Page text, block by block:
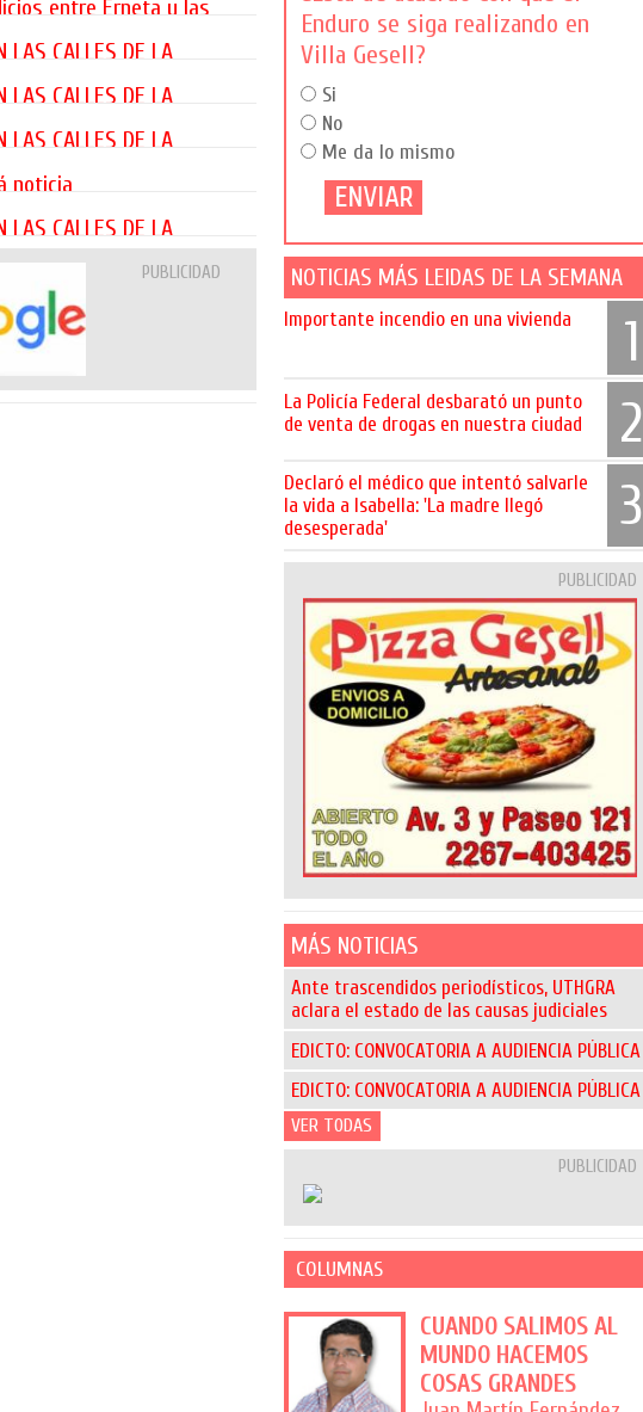
entre Erneta y las
seria archivada
LAS CALLES DE LA
LAS CALLES DE LA
LAS CALLES DE LA
noticia
LAS CALLES DE LA
PUBLICIDAD
Enduro se siga realizando en
Villa Gesell?
Si
No
Me da lo mismo
NOTICIAS MÁS LEIDAS DE LA SEMANA
Importante incendio en una vivienda 1
La Policía Federal desbarató un punto
de venta de drogas en nuestra ciudad
2
Declaró el médico que intentó salvarle
la vida a Isabella: 'La madre llegó
desesperada'
3
PUBLICIDAD
MÁS NOTICIAS
Ante trascendidos periodísticos, UTHGRA
aclara el estado de las causas judiciales
EDICTO: CONVOCATORIA A AUDIENCIA PÚBLICA
EDICTO: CONVOCATORIA A AUDIENCIA PÚBLICA
VER TODAS
PUBLICIDAD
COLUMNAS
CUANDO SALIMOS AL
MUNDO HACEMOS
COSAS GRANDES